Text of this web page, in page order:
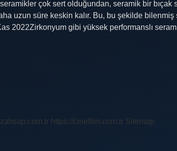
çok sert olduğundan, seramik bir bıçak
uzun süre keskin kalır. Bu, bu şekilde bilenmiş
2022Zirkonyum gibi yüksek performanslı
https://cinefilm.com.tr Sitemap